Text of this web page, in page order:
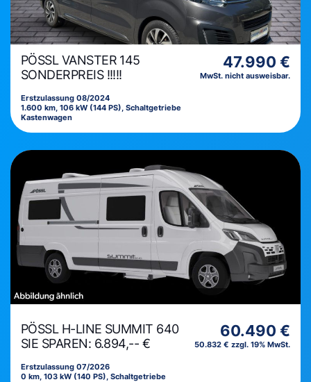
PÖSSL VANSTER 145
SONDERPREIS !!!!!
Erstzulassung 08/2024
1.600 km, 106 kW (144 PS), Schaltgetriebe
Kastenwagen
47.990 €
MwSt. nicht ausweisbar.
PÖSSL H-LINE SUMMIT 640
SIE SPAREN: 6.894,-- €
Erstzulassung 07/2026
0 km, 103 kW (140 PS), Schaltgetriebe
60.490 €
50.832 € zzgl. 19% MwSt.